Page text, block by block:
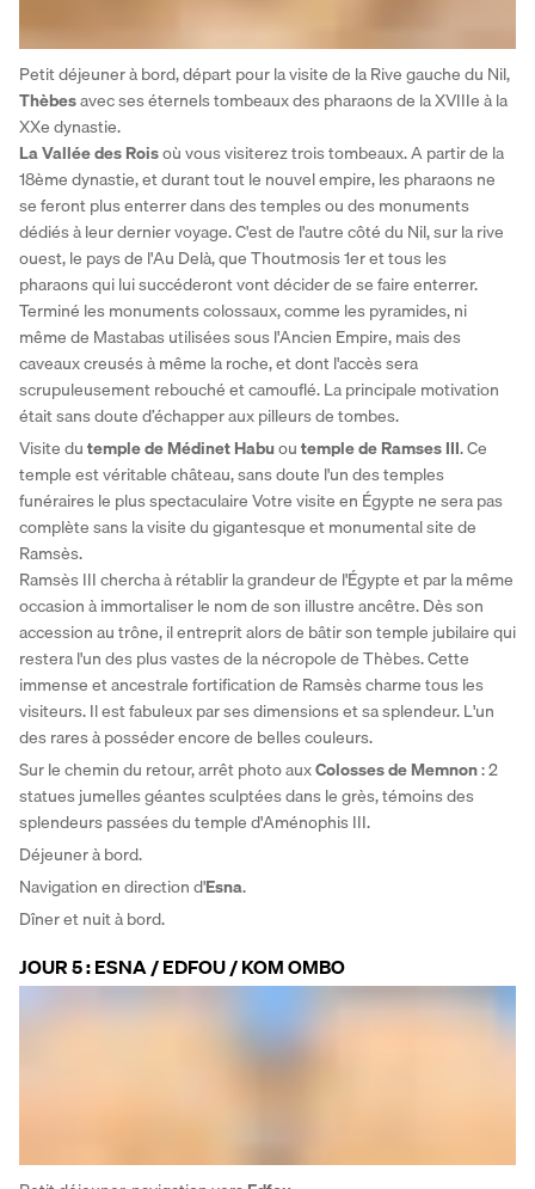
Thèbes avec ses éternels tombeaux des pharaons de la XVIIIe à la
XXe dynastie.
La Vallée des Rois où vous visiterez trois tombeaux. A partir de la
18ème dynastie, et durant tout le nouvel empire, les pharaons ne
se feront plus enterrer dans des temples ou des monuments
dédiés à leur dernier voyage. C'est de l'autre côté du Nil, sur la rive
ouest, le pays de l'Au Delà, que Thoutmosis 1er et tous les
pharaons qui lui succéderont vont décider de se faire enterrer.
Terminé les monuments colossaux, comme les pyramides, ni
même de Mastabas utilisées sous l'Ancien Empire, mais des
caveaux creusés à même la roche, et dont l'accès sera
scrupuleusement rebouché et camouflé. La principale motivation
était sans doute d’échapper aux pilleurs de tombes.
Visite du temple de Médinet Habu ou temple de Ramses III. Ce
temple est véritable château, sans doute l'un des temples
funéraires le plus spectaculaire Votre visite en Égypte ne sera pas
complète sans la visite du gigantesque et monumental site de
Ramsès.
Ramsès III chercha à rétablir la grandeur de l'Égypte et par la même
occasion à immortaliser le nom de son illustre ancêtre. Dès son
accession au trône, il entreprit alors de bâtir son temple jubilaire qui
restera l'un des plus vastes de la nécropole de Thèbes. Cette
immense et ancestrale fortification de Ramsès charme tous les
visiteurs. Il est fabuleux par ses dimensions et sa splendeur. L'un
des rares à posséder encore de belles couleurs.
Sur le chemin du retour, arrêt photo aux Colosses de Memnon : 2
statues jumelles géantes sculptées dans le grès, témoins des
splendeurs passées du temple d'Aménophis III.
Déjeuner à bord.
Navigation en direction d'Esna.
Dîner et nuit à bord.
JOUR 5 : ESNA / EDFOU / KOM OMBO